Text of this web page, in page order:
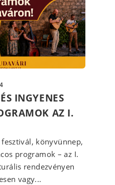
INGYENES
AZ I.
könyvünnep,
programok – az I.
rendezvényen
vagy...